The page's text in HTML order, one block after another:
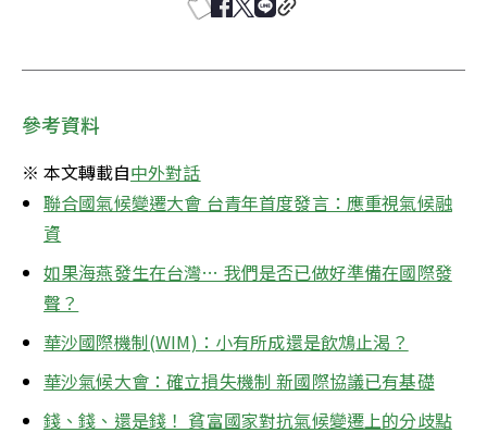
參考資料
※ 本文轉載自中外對話
聯合國氣候變遷大會 台青年首度發言：應重視氣候融
資
如果海燕發生在台灣… 我們是否已做好準備在國際發
聲？
華沙國際機制(WIM)：小有所成還是飲鴆止渴？
華沙氣候大會：確立損失機制 新國際協議已有基礎
錢、錢、還是錢！ 貧富國家對抗氣候變遷上的分歧點